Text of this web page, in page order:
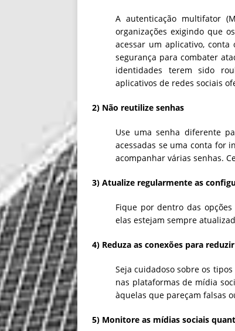
A autenticação multifator
organizações exigindo que
acessar um aplicativo,
segurança para combater
identidades terem sido
aplicativos de redes sociais
2) Não reutilize senhas
Use uma senha diferente
acessadas se uma conta for
acompanhar várias senhas.
3) Atualize regularmente as
Fique por dentro das
elas estejam sempre
4) Reduza as conexões para
Seja cuidadoso sobre os
nas plataformas de mídia
àquelas que pareçam falsas
5) Monitore as mídias sociais